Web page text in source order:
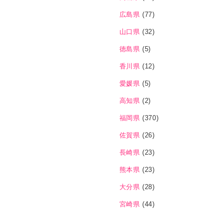
広島県 (77)
山口県 (32)
徳島県 (5)
香川県 (12)
愛媛県 (5)
高知県 (2)
福岡県 (370)
佐賀県 (26)
長崎県 (23)
熊本県 (23)
大分県 (28)
宮崎県 (44)